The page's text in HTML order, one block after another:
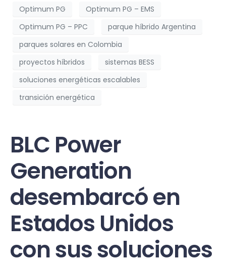
Optimum PG
Optimum PG – EMS
Optimum PG – PPC
parque híbrido Argentina
parques solares en Colombia
proyectos híbridos
sistemas BESS
soluciones energéticas escalables
transición energética
BLC Power
Generation
desembarcó en
Estados Unidos
con sus soluciones